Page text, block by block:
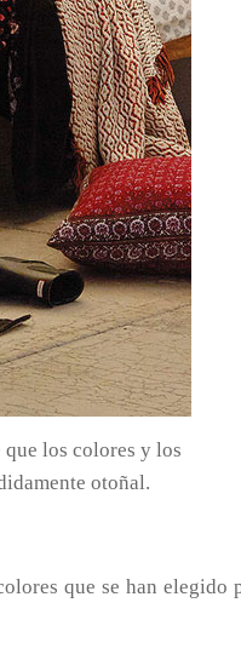
los colores y los
otoñal.
que se han elegido